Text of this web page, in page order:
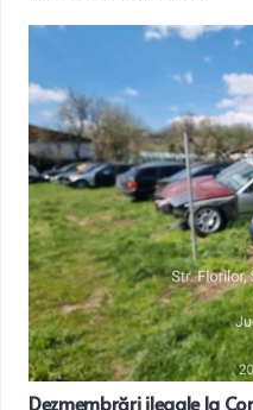
Dezmembrări ilegale la